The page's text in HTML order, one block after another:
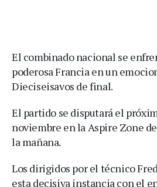
El combinado nacional se
poderosa Francia en un
Dieciseisavos de final.
El partido se disputará el
noviembre en la Aspire Zone
la mañana.
Los dirigidos por el técnico
esta decisiva instancia con el